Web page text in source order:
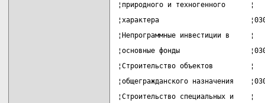
¦природного и
¦характера
¦Непрограммные инвестиции
¦основные фонды
¦Строительство объектов
¦общегражданского назначения
¦Строительство